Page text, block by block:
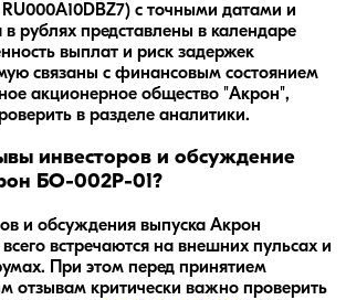
с точными датами и
рублях представлены в календаре
выплат и риск задержек
связаны с финансовым состоянием
акционерное общество "Акрон",
в разделе аналитики.
инвесторов и обсуждение
БО-002P-01?
и обсуждения выпуска Акрон
встречаются на внешних пульсах и
При этом перед принятием
отзывам критически важно проверить